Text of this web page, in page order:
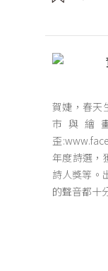
賀婕，春天
市與繪
歪
年度詩選，
詩人獎等。
的聲音都十